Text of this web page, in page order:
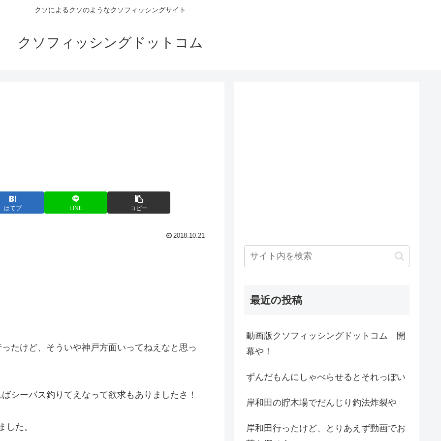
クソによるクソのようなクソフィッシングサイト
クソフィッシングドットコム
はてブ LINE コピー
2018.10.21
たけど、そういや神戸方面いってねえなと思っ
シーバス釣りてえなって欲求もありましたさ！
た。
最近の投稿
動画版クソフィッシングドットコム 開
幕や！
ずんだもんにしゃべらせるとそれっぽい
岸和田の貯木場でだんじり釣法炸裂や
岸和田行ったけど、とりあえず動画でお